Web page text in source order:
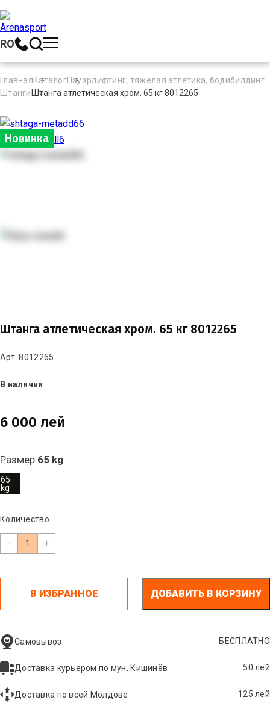
RO
ГлавнаяКаталогПауэрлифтинг, тяжелая атлетика, бодибилдинг
Штанги Штанга атлетическая хром. 65 кг 8012265
Новинка
Штанга атлетическая хром. 65 кг 8012265
Арт. 8012265
В наличии
6 000 лей
Размер:65 kg
65
kg
Количество
- +
В ИЗБРАННОЕ ДОБАВИТЬ В КОРЗИНУ
Самовывоз БЕСПЛАТНО
Доставка курьером по мун. Кишинёв 50 лей
Доставка по всей Молдове 125 лей